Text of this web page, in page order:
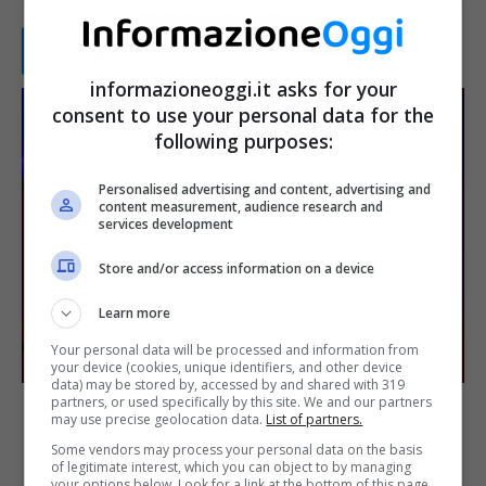
Leggi tutto...
Elon Musk, l’uomo d’oro del
2022: quanto guadagna grazie
informazioneoggi.it asks for your
consent to use your personal data for the
following purposes:
Personalised advertising and content, advertising and
content measurement, audience research and
services development
Store and/or access information on a device
Learn more
Your personal data will be processed and information from
your device (cookies, unique identifiers, and other device
data) may be stored by, accessed by and shared with 319
partners, or used specifically by this site. We and our partners
may use precise geolocation data. List of partners.
Some vendors may process your personal data on the basis
of legitimate interest, which you can object to by managing